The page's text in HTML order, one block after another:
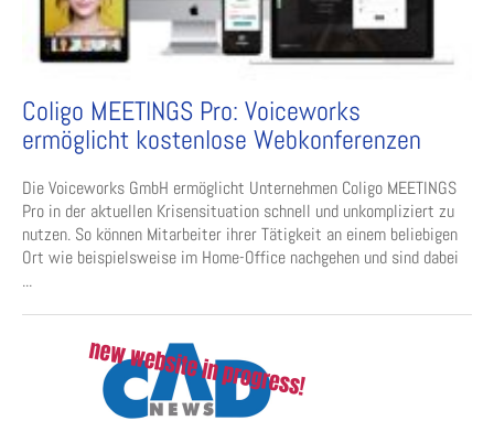
Coligo MEETINGS Pro: Voiceworks
ermöglicht kostenlose Webkonferenzen
Die Voiceworks GmbH ermöglicht Unternehmen Coligo MEETINGS
Pro in der aktuellen Krisensituation schnell und unkompliziert zu
nutzen. So können Mitarbeiter ihrer Tätigkeit an einem beliebigen
Ort wie beispielsweise im Home-Office nachgehen und sind dabei
...